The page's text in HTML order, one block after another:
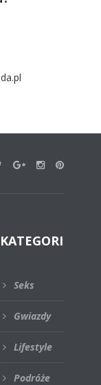
KATEGORIE
Seks
Gwiazdy
Lifestyle
Podróże